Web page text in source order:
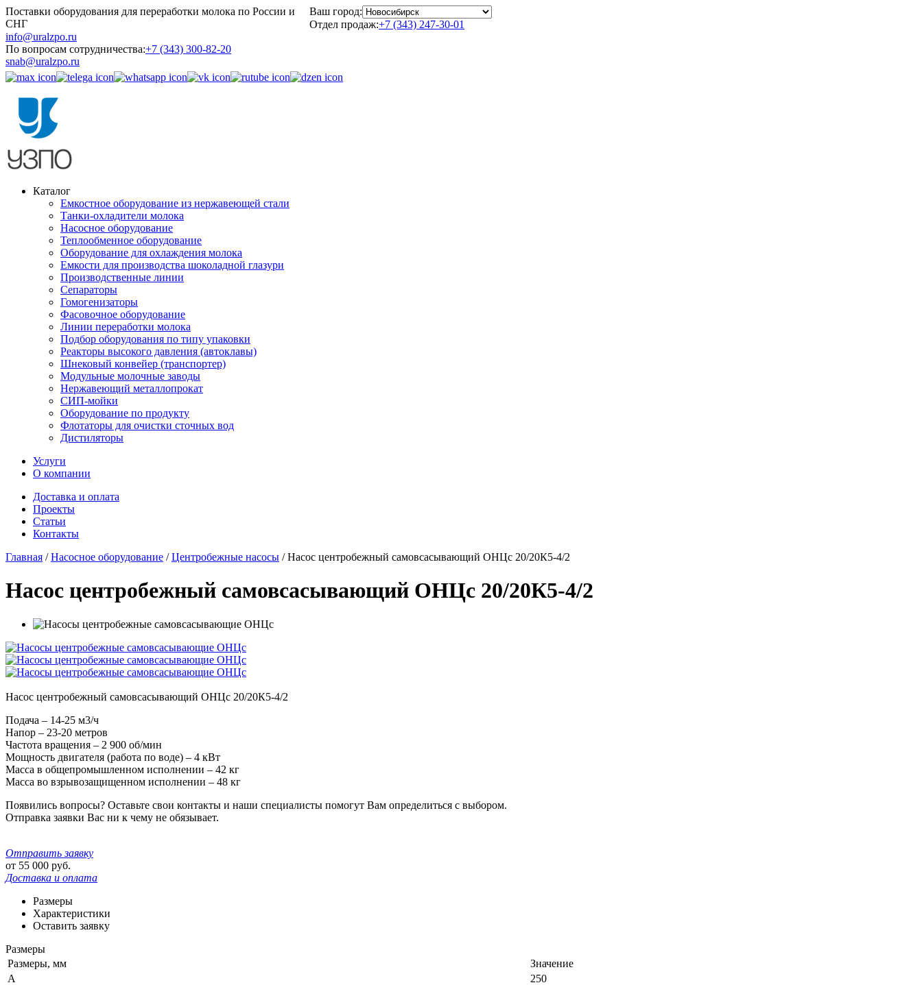
Поставки оборудования для переработки молока по России и
СНГ
Ваш город:
Отдел продаж:+7 (343) 247-30-01
info@uralzpo.ru
По вопросам сотрудничества:+7 (343) 300-82-20
snab@uralzpo.ru
Каталог
Емкостное оборудование из нержавеющей стали
Танки-охладители молока
Насосное оборудование
Теплообменное оборудование
Оборудование для охлаждения молока
Емкости для производства шоколадной глазури
Производственные линии
Сепараторы
Гомогенизаторы
Фасовочное оборудование
Линии переработки молока
Подбор оборудования по типу упаковки
Реакторы высокого давления (автоклавы)
Шнековый конвейер (транспортер)
Модульные молочные заводы
Нержавеющий металлопрокат
СИП-мойки
Оборудование по продукту
Флотаторы для очистки сточных вод
Дистиляторы
Услуги
О компании
Доставка и оплата
Проекты
Статьи
Контакты
Главная /Насосное оборудование /Центробежные насосы /Насос центробежный самовсасывающий ОНЦс 20/20К5-4/2
Насос центробежный самовсасывающий ОНЦс 20/20К5-4/2
Насос центробежный самовсасывающий ОНЦс 20/20К5-4/2
Подача – 14-25 м3/ч
Напор – 23-20 метров
Частота вращения – 2 900 об/мин
Мощность двигателя (работа по воде) – 4 кВт
Масса в общепромышленном исполнении – 42 кг
Масса во взрывозащищенном исполнении – 48 кг
Появились вопросы? Оставьте свои контакты и наши специалисты помогут Вам определиться с выбором.
Отправка заявки Вас ни к чему не обязывает.
Отправить заявку
от 55 000 руб.
Доставка и оплата
Размеры
Характеристики
Оставить заявку
Размеры
Размеры, мм
Значение
A
250